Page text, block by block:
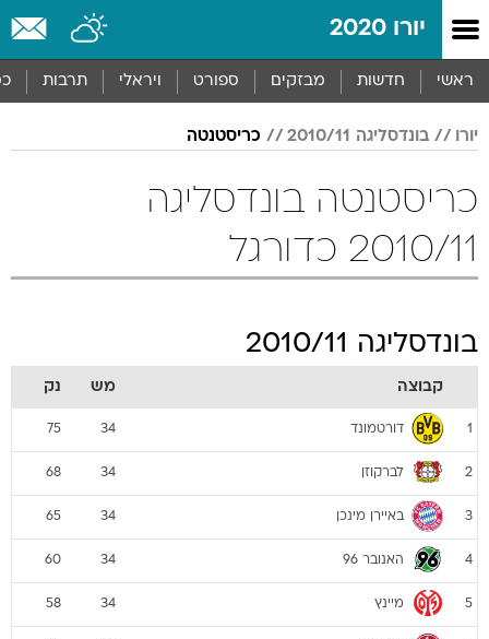
יורו 2020
ראשי חדשות מבזקים ספורט ויראלי תרבות
יורו בונדסליגה 2010/11 כריסטנטה
כריסטנטה בונדסליגה
2010/11 כדורגל
בונדסליגה 2010/11
קבוצה מש נק
1 דורטמונד 34
75
2 לברקוזן 34
68
3 באיירן מינכן 34
65
4 האנובר 96 34
60
5 מיינץ 34
58